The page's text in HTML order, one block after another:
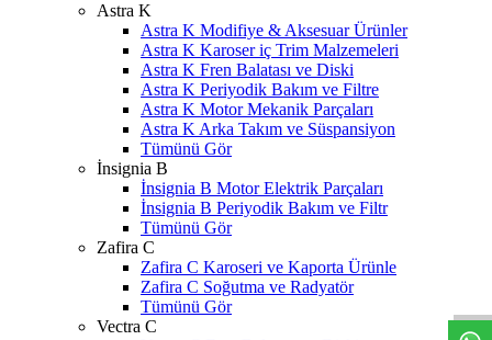
Astra K
Astra K Modifiye & Aksesuar Ürünler
Astra K Karoser iç Trim Malzemeleri
Astra K Fren Balatası ve Diski
Astra K Periyodik Bakım ve Filtre
Astra K Motor Mekanik Parçaları
Astra K Arka Takım ve Süspansiyon
Tümünü Gör
İnsignia B
İnsignia B Motor Elektrik Parçaları
İnsignia B Periyodik Bakım ve Filtr
Tümünü Gör
Zafira C
Zafira C Karoseri ve Kaporta Ürünle
Zafira C Soğutma ve Radyatör
Tümünü Gör
Vectra C